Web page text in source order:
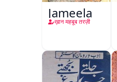
Jameela
ख़ान महबूब तरज़ी